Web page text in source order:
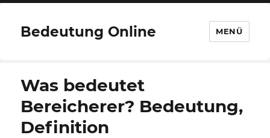
Bedeutung Online MENÜ
Was bedeutet
Bereicherer? Bedeutung,
Definition